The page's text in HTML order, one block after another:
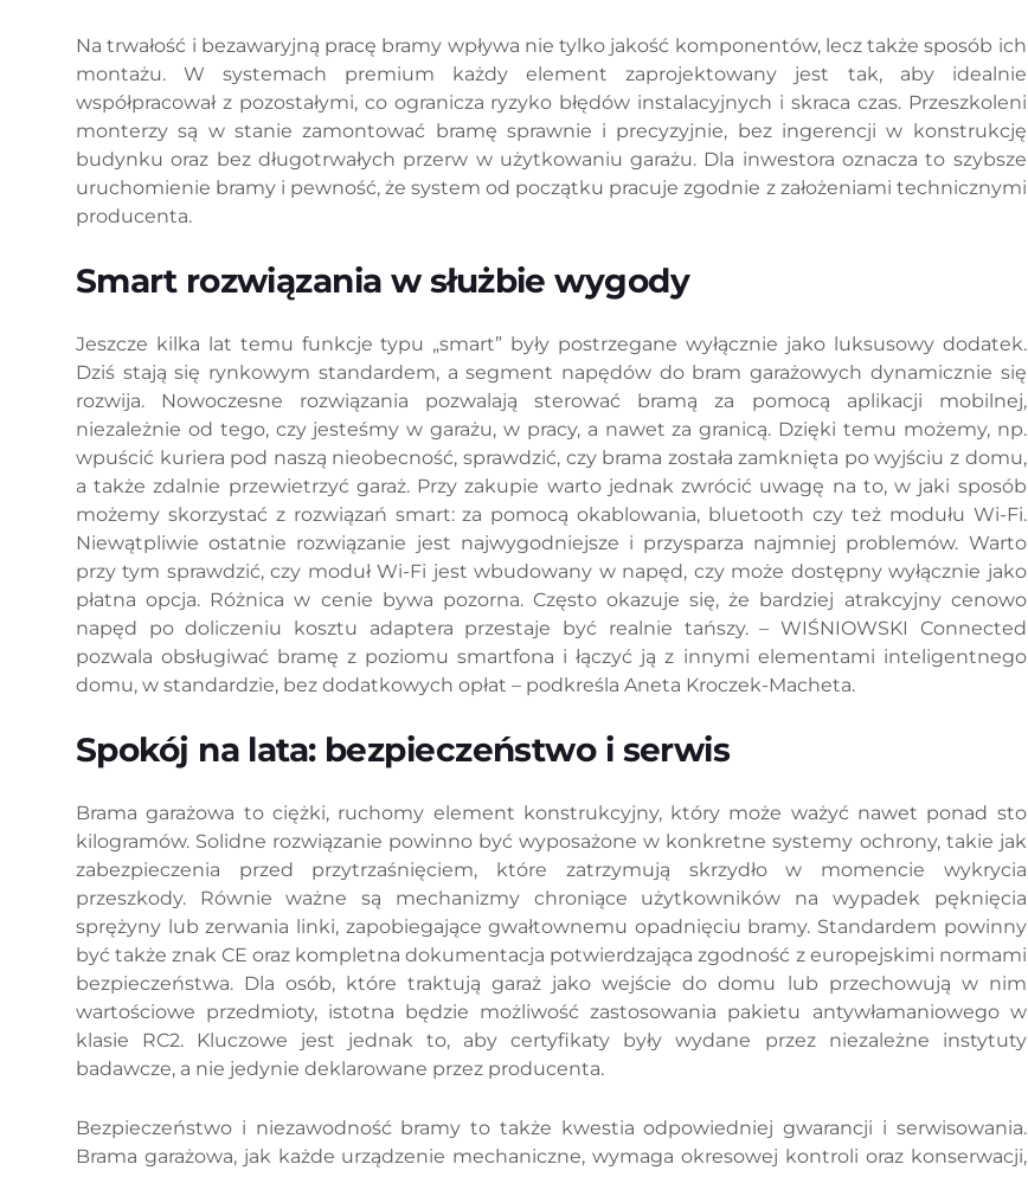
Na trwałość i bezawaryjną pracę bramy wpływa nie tylko jakość komponentów, lecz także sposób ich
montażu. W systemach premium każdy element zaprojektowany jest tak, aby idealnie
współpracował z pozostałymi, co ogranicza ryzyko błędów instalacyjnych i skraca czas. Przeszkoleni
monterzy są w stanie zamontować bramę sprawnie i precyzyjnie, bez ingerencji w konstrukcję
budynku oraz bez długotrwałych przerw w użytkowaniu garażu. Dla inwestora oznacza to szybsze
uruchomienie bramy i pewność, że system od początku pracuje zgodnie z założeniami technicznymi
producenta.
Smart rozwiązania w służbie wygody
Jeszcze kilka lat temu funkcje typu „smart” były postrzegane wyłącznie jako luksusowy dodatek.
Dziś stają się rynkowym standardem, a segment napędów do bram garażowych dynamicznie się
rozwija. Nowoczesne rozwiązania pozwalają sterować bramą za pomocą aplikacji mobilnej,
niezależnie od tego, czy jesteśmy w garażu, w pracy, a nawet za granicą. Dzięki temu możemy, np.
wpuścić kuriera pod naszą nieobecność, sprawdzić, czy brama została zamknięta po wyjściu z domu,
a także zdalnie przewietrzyć garaż. Przy zakupie warto jednak zwrócić uwagę na to, w jaki sposób
możemy skorzystać z rozwiązań smart: za pomocą okablowania, bluetooth czy też modułu Wi-Fi.
Niewątpliwie ostatnie rozwiązanie jest najwygodniejsze i przysparza najmniej problemów. Warto
przy tym sprawdzić, czy moduł Wi-Fi jest wbudowany w napęd, czy może dostępny wyłącznie jako
płatna opcja. Różnica w cenie bywa pozorna. Często okazuje się, że bardziej atrakcyjny cenowo
napęd po doliczeniu kosztu adaptera przestaje być realnie tańszy. – WIŚNIOWSKI Connected
pozwala obsługiwać bramę z poziomu smartfona i łączyć ją z innymi elementami inteligentnego
domu, w standardzie, bez dodatkowych opłat – podkreśla Aneta Kroczek-Macheta.
Spokój na lata: bezpieczeństwo i serwis
Brama garażowa to ciężki, ruchomy element konstrukcyjny, który może ważyć nawet ponad sto
kilogramów. Solidne rozwiązanie powinno być wyposażone w konkretne systemy ochrony, takie jak
zabezpieczenia przed przytrzaśnięciem, które zatrzymują skrzydło w momencie wykrycia
przeszkody. Równie ważne są mechanizmy chroniące użytkowników na wypadek pęknięcia
sprężyny lub zerwania linki, zapobiegające gwałtownemu opadnięciu bramy. Standardem powinny
być także znak CE oraz kompletna dokumentacja potwierdzająca zgodność z europejskimi normami
bezpieczeństwa. Dla osób, które traktują garaż jako wejście do domu lub przechowują w nim
wartościowe przedmioty, istotna będzie możliwość zastosowania pakietu antywłamaniowego w
klasie RC2. Kluczowe jest jednak to, aby certyfikaty były wydane przez niezależne instytuty
badawcze, a nie jedynie deklarowane przez producenta.
Bezpieczeństwo i niezawodność bramy to także kwestia odpowiedniej gwarancji i serwisowania.
Brama garażowa, jak każde urządzenie mechaniczne, wymaga okresowej kontroli oraz konserwacji,